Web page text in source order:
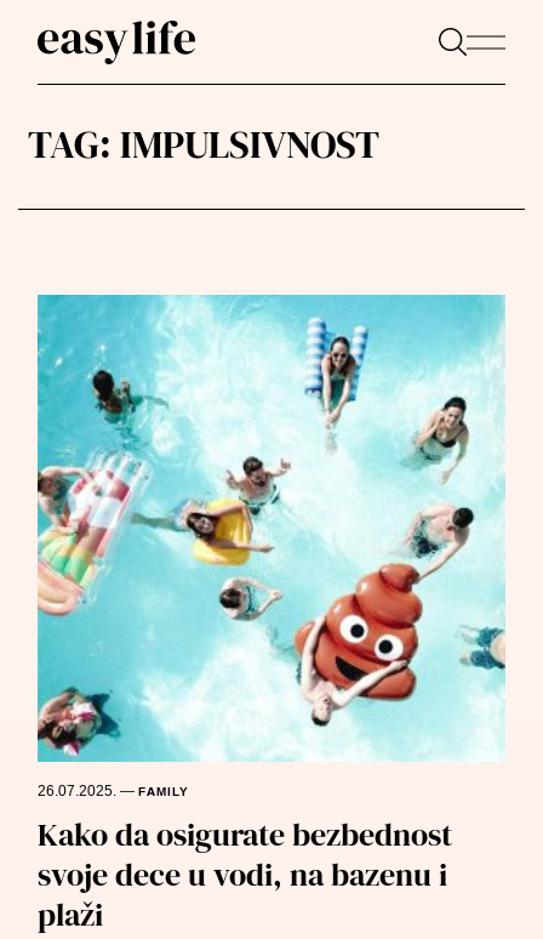
TAG: IMPULSIVNOST
26.07.2025.—FAMILY
Kako da osigurate bezbednost
svoje dece u vodi, na bazenu i
plaži